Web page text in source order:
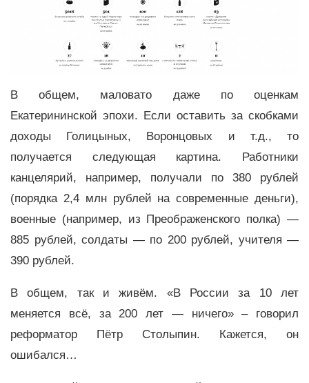
В общем, маловато даже по оценкам
Екатерининской эпохи. Если оставить за скобками
доходы Голицыных, Воронцовых и т.д., то
получается следующая картина. Работники
канцелярий, например, получали по 380 рублей
(порядка 2,4 млн рублей на современные деньги),
военные (например, из Преображенского полка) —
885 рублей, солдаты — по 200 рублей, учителя —
390 рублей.
В общем, так и живём. «В России за 10 лет
меняется всё, за 200 лет — ничего» – говорил
реформатор Пётр Столыпин. Кажется, он
ошибался…